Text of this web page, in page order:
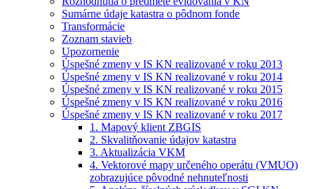
Sumárne údaje katastra o pôdnom fonde
Transformácie
Zoznam stavieb
Upozornenie
Úspešné zmeny v IS KN realizované v roku 2013
Úspešné zmeny v IS KN realizované v roku 2014
Úspešné zmeny v IS KN realizované v roku 2015
Úspešné zmeny v IS KN realizované v roku 2016
Úspešné zmeny v IS KN realizované v roku 2017
1. Mapový klient ZBGIS
2. Skvalitňovanie údajov katastra
3. Aktualizácia VKM
4. Vektorové mapy určeného operátu (VMUO)
zobrazujúce pôvodné nehnuteľnosti